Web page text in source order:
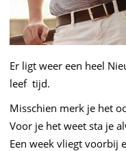
Er ligt weer een heel
leef tijd.
Misschien merk je het
Voor je het weet sta je
Een week vliegt voorbij